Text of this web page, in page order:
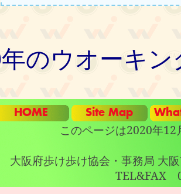
のウオーキ
このページは2020年
大阪府歩け歩け協会・事務局 大
TEL&FAX